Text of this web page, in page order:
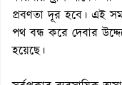
প্রবণতা দূর হবে। এই
পথ বন্ধ করে দেবার
হয়েছে।